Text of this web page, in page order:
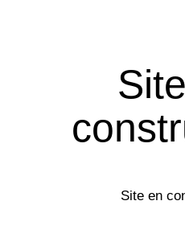
Site en